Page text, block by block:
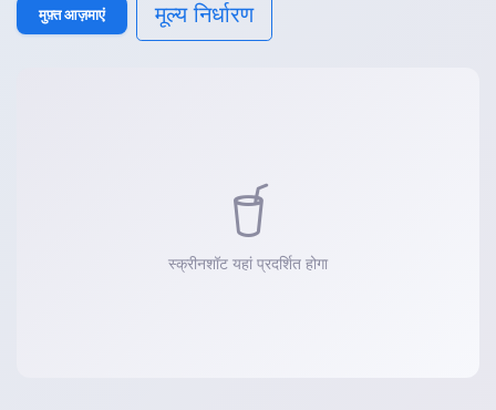
मुफ़्त आज़माएं मूल्य निर्धारण
स्क्रीनशॉट यहां प्रदर्शित होगा